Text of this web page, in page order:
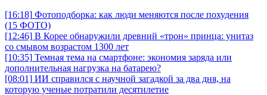
[16:18] Фотоподборка: как люди меняются после похудения
(15 ФОТО)
[12:46] В Корее обнаружили древний «трон» принца: унитаз
со смывом возрастом 1300 лет
[10:35] Темная тема на смартфоне: экономия заряда или
дополнительная нагрузка на батарею?
[08:01] ИИ справился с научной загадкой за два дня, на
которую ученые потратили десятилетие